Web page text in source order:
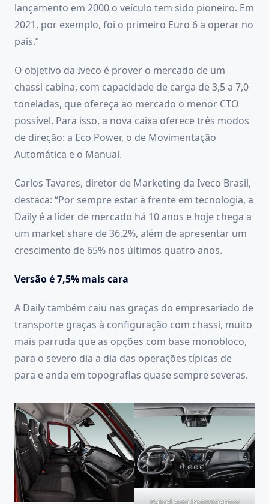
lançamento em 2000 o veículo tem sido pioneiro. Em
2021, por exemplo, foi o primeiro Euro 6 a operar no
país.”
O objetivo da Iveco é prover o mercado de um
chassi cabina, com capacidade de carga de 3,5 a 7,0
toneladas, que ofereça ao mercado o menor CTO
possível. Para isso, a nova caixa oferece três modos
de direção: a Eco Power, o de Movimentação
Automática e o Manual.
Carlos Tavares, diretor de Marketing da Iveco Brasil,
destaca: “Por sempre estar à frente em tecnologia, a
Daily é a líder de mercado há 10 anos e hoje chega a
um market share de 36,2%, além de apresentar um
crescimento de 65% nos últimos quatro anos.
Versão é 7,5% mais cara
A Daily também caiu nas graças do empresariado de
transporte graças à configuração com chassi, muito
mais parruda que as opções com base monobloco,
para o severo dia a dia das operações típicas de
para e anda em topografias quase sempre severas.
Painel com instrumentos